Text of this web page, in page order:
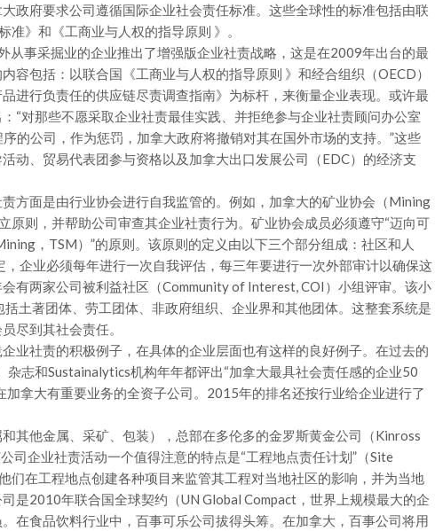
政府要求公司遵循国际企业社会责任标准。这些全球性的标准包括由联
》和《工商业与人权的指导原则 》。
从事采掘业的企业推出了增强版企业社责战略，这是在2009年出台的最
容包括：以联合国《工商业与人权的指导原则 》和经合组织（OECD）
进行负责任的供应链尽责调查指南》为标杆，来衡量企业表现。或许最
“对那些不愿采取企业社责最佳实践、并拒绝参与企业社责顾问办公室
的公司，作为惩罚，加拿大政府将撤销对其在国外市场的支持。”这些
动、贸易代表团参与资格以及加拿大出口发展公司（EDC）的经济支
方面是由行业协会进行自我监管的。例如，加拿大的矿业协会（Mining
原则，并帮助公司审查其企业社责行为。矿业协会成员必须遵守“迈向可
，TSM）”的原则。该原则的定义由以下三个部分组成：社区和人
企业必须每年进行一次自我评估，每三年要进行一次外部审计以确保这
有两家公司被利益社区（Community of Interest, COI）小组评审。该小
土著团体、劳工团体、非政府组织、企业界和其他团体。这整套系统是
尽到其社会责任。
业社责的积极例子，在具体的企业层面也有这样的良好例子。在过去的
杂志和Sustainalytics机构年年都评出“加拿大最具社会责任感的企业50
加拿大有重要业务的全资子公司。2015年的排名还按行业给企业进行了
其他金属、采矿、包装），总部在多伦多的金罗斯黄金公司（Kinross
司企业社责活动一个值得注意的特点是“工程地点责任计划”（Site
们在工程地点创建各种项目来监管其工程对当地社区的影响，并为当地
是2010年联合国全球契约（UN Global Compact，世界上规模最大的企
在食品饮料行业中，百事可乐公司拔得头筹。在加拿大，百事公司将用